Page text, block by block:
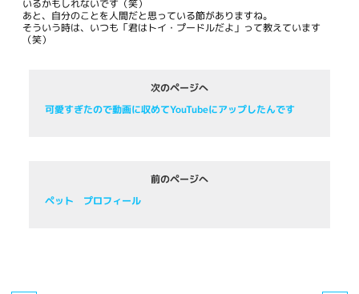
いるかもしれないです（笑）
あと、自分のことを人間だと思っている節がありますね。
そういう時は、いつも「君はトイ・プードルだよ」って教えています
（笑）
次のページへ
可愛すぎたので動画に収めてYouTubeにアップしたんです
前のページへ
ペット プロフィール